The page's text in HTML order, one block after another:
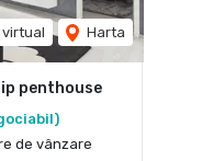
virtual Harta
penthouse
de vânzare